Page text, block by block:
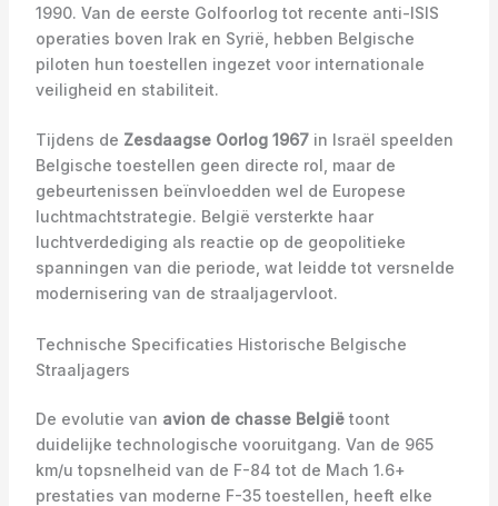
1990. Van de eerste Golfoorlog tot recente anti-ISIS
operaties boven Irak en Syrië, hebben Belgische
piloten hun toestellen ingezet voor internationale
veiligheid en stabiliteit.
Tijdens de Zesdaagse Oorlog 1967in Israël speelden
Belgische toestellen geen directe rol, maar de
gebeurtenissen beïnvloedden wel de Europese
luchtmachtstrategie. België versterkte haar
luchtverdediging als reactie op de geopolitieke
spanningen van die periode, wat leidde tot versnelde
modernisering van de straaljagervloot.
Technische Specificaties Historische Belgische
Straaljagers
De evolutie van avion de chasse Belgiëtoont
duidelijke technologische vooruitgang. Van de 965
km/u topsnelheid van de F-84 tot de Mach 1.6+
prestaties van moderne F-35 toestellen, heeft elke